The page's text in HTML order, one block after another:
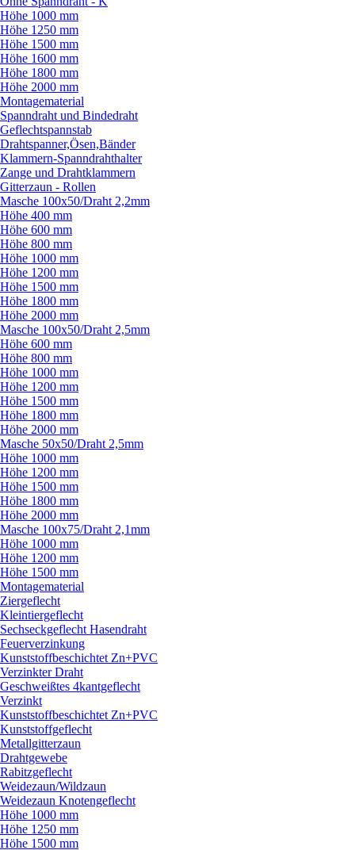
Höhe 1000 mm
Höhe 1250 mm
Höhe 1500 mm
Höhe 1600 mm
Höhe 1800 mm
Höhe 2000 mm
Montagematerial
Spanndraht und Bindedraht
Geflechtspannstab
Drahtspanner,Ösen,Bänder
Klammern-Spanndrahthalter
Zange und Drahtklammern
Gitterzaun - Rollen
Masche 100x50/Draht 2,2mm
Höhe 400 mm
Höhe 600 mm
Höhe 800 mm
Höhe 1000 mm
Höhe 1200 mm
Höhe 1500 mm
Höhe 1800 mm
Höhe 2000 mm
Masche 100x50/Draht 2,5mm
Höhe 600 mm
Höhe 800 mm
Höhe 1000 mm
Höhe 1200 mm
Höhe 1500 mm
Höhe 1800 mm
Höhe 2000 mm
Masche 50x50/Draht 2,5mm
Höhe 1000 mm
Höhe 1200 mm
Höhe 1500 mm
Höhe 1800 mm
Höhe 2000 mm
Masche 100x75/Draht 2,1mm
Höhe 1000 mm
Höhe 1200 mm
Höhe 1500 mm
Montagematerial
Ziergeflecht
Kleintiergeflecht
Sechseckgeflecht Hasendraht
Feuerverzinkung
Kunststoffbeschichtet Zn+PVC
Verzinkter Draht
Geschweißtes 4kantgeflecht
Verzinkt
Kunststoffbeschichtet Zn+PVC
Kunststoffgeflecht
Metallgitterzaun
Drahtgewebe
Rabitzgeflecht
Weidezaun/Wildzaun
Weidezaun Knotengeflecht
Höhe 1000 mm
Höhe 1250 mm
Höhe 1500 mm